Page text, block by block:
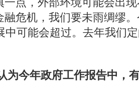
待？
济今年定的目标是6.5%，
经济复苏了，为什么我们
苏，但不确定不稳定因素